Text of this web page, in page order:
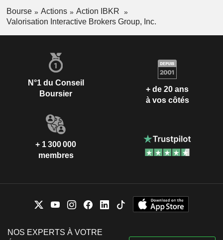
Bourse Actions
Action IBKR
Valorisation Interactive Brokers Group, Inc.
N°1 du Conseil
Boursier
+ de 20 ans
à vos côtés
+ 1 300 000
membres
NOS EXPERTS À VOTRE